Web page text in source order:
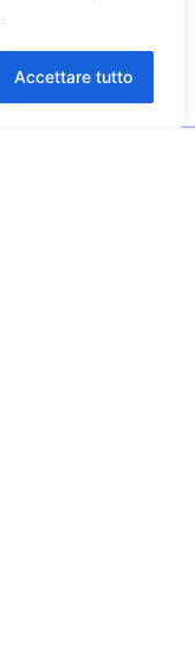
Accettare tutto